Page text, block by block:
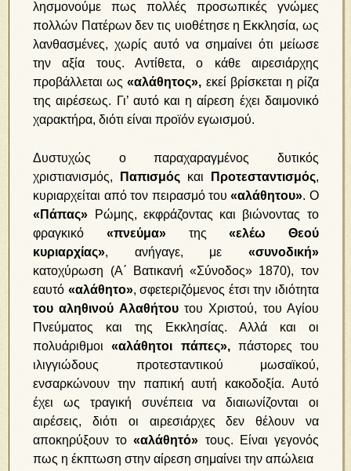
λησμονούμε πως πολλές προσωπικές γνώμες
πολλών Πατέρων δεν τις υιοθέτησε η Εκκλησία, ως
λανθασμένες, χωρίς αυτό να σημαίνει ότι μείωσε
την αξία τους. Αντίθετα, ο κάθε αιρεσιάρχης
προβάλλεται ως«αλάθητος», εκεί βρίσκεται η ρίζα
της αιρέσεως. Γι’ αυτό και η αίρεση έχει δαιμονικό
χαρακτήρα, διότι είναι προϊόν εγωισμού.
Δυστυχώς ο παραχαραγμένος δυτικός
χριστιανισμός,
Παπισμός και Προτεσταντισμός,
κυριαρχείται από τον πειρασμό του«αλάθητου». Ο
«Πάπας» Ρώμης, εκφράζοντας και βιώνοντας το
φραγκικό «πνεύμα»της«ελέω Θεού
κυριαρχίας», ανήγαγε, με «συνοδική»
κατοχύρωση (Α΄ Βατικανή «Σύνοδος» 1870), τον
εαυτό «αλάθητο», σφετεριζόμενος έτσι την ιδιότητα
του αληθινού Αλαθήτουτου Χριστού, του Αγίου
Πνεύματος και της Εκκλησίας. Αλλά και οι
πολυάριθμοι«αλάθητοι πάπες»,πάστορες του
ιλιγγιώδους προτεσταντικού μωσαϊκού,
ενσαρκώνουν την παπική αυτή κακοδοξία. Αυτό
έχει ως τραγική συνέπεια να διαιωνίζονται οι
αιρέσεις, διότι οι αιρεσιάρχες δεν θέλουν να
αποκηρύξουν το«αλάθητό» τους. Είναι γεγονός
πως η έκπτωση στην αίρεση σημαίνει την απώλεια